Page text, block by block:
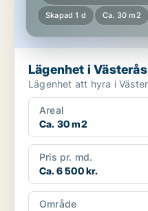
Skapad 1 d Ca. 30 m2
Lägenhet i Västerås
Areal
Ca. 30 m2
Pris pr. md.
Ca. 6 500 kr.
Område